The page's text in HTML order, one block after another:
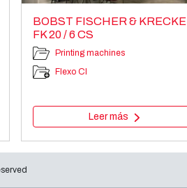
BOBST FISCHER & KRECKE
FK 20 / 6 CS
Printing machines
Flexo CI
Leer más